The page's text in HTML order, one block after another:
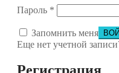
Пароль *
Запомнить меня
Еще нет учетной